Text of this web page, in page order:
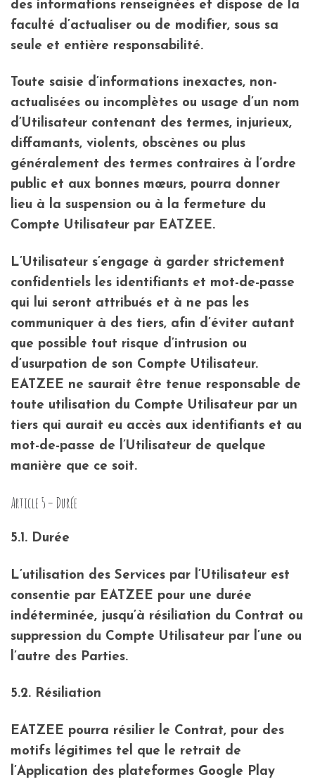
des informations renseignées et dispose de la
faculté d’actualiser ou de modifier, sous sa
seule et entière responsabilité.
Toute saisie d’informations inexactes, non-
actualisées ou incomplètes ou usage d’un nom
d’Utilisateur contenant des termes, injurieux,
diffamants, violents, obscènes ou plus
généralement des termes contraires à l’ordre
public et aux bonnes mœurs, pourra donner
lieu à la suspension ou à la fermeture du
Compte Utilisateur par EATZEE.
L’Utilisateur s’engage à garder strictement
confidentiels les identifiants et mot-de-passe
qui lui seront attribués et à ne pas les
communiquer à des tiers, afin d’éviter autant
que possible tout risque d’intrusion ou
d’usurpation de son Compte Utilisateur.
EATZEE ne saurait être tenue responsable de
toute utilisation du Compte Utilisateur par un
tiers qui aurait eu accès aux identifiants et au
mot-de-passe de l’Utilisateur de quelque
manière que ce soit.
Article 5 – Durée
5.1. Durée
L’utilisation des Services par l’Utilisateur est
consentie par EATZEE pour une durée
indéterminée, jusqu’à résiliation du Contrat ou
suppression du Compte Utilisateur par l’une ou
l’autre des Parties.
5.2. Résiliation
EATZEE pourra résilier le Contrat, pour des
motifs légitimes tel que le retrait de
l’Application des plateformes Google Play